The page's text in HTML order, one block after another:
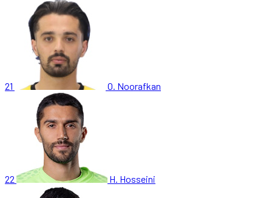
21 O. Noorafkan
22 H. Hosseini